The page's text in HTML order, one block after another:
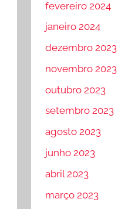
fevereiro 2024
janeiro 2024
dezembro 2023
novembro 2023
outubro 2023
setembro 2023
agosto 2023
junho 2023
abril 2023
março 2023